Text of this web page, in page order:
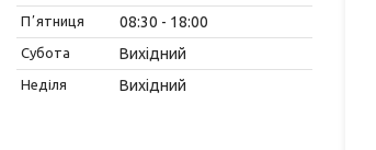
Пʼятниця 08:30 18:00
Субота Вихідний
Неділя Вихідний